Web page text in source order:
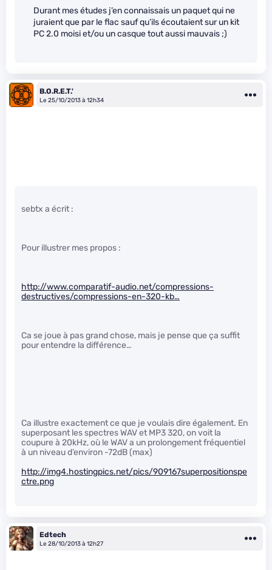
Durant mes études j’en connaissais un paquet qui ne
juraient que par le flac sauf qu’ils écoutaient sur un kit
PC 2.0 moisi et/ou un casque tout aussi mauvais ;)
B.O.R.E.T.'
Le 25/10/2013 à 12h34
sebtx a écrit :
Pour illustrer mes propos :
http://www.comparatif-audio.net/compressions-
destructives/compressions-en-320-kb…
Ca se joue à pas grand chose, mais je pense que ça suffit
pour entendre la différence…
Ca illustre exactement ce que je voulais dire également. En
superposant les spectres WAV et MP3 320, on voit la
coupure à 20kHz, où le WAV a un prolongement fréquentiel
à un niveau d’environ -72dB (max)
http://img4.hostingpics.net/pics/909167superpositionspe
ctre.png
Edtech
Le 28/10/2013 à 12h27